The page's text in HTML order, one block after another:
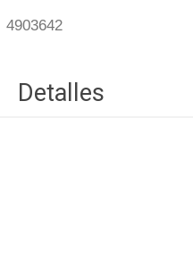
4903642
Detalles